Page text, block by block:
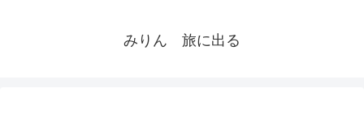
みりん 旅に出る